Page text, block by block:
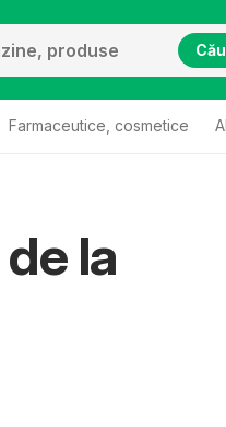
Farmaceutice, cosmetice
la